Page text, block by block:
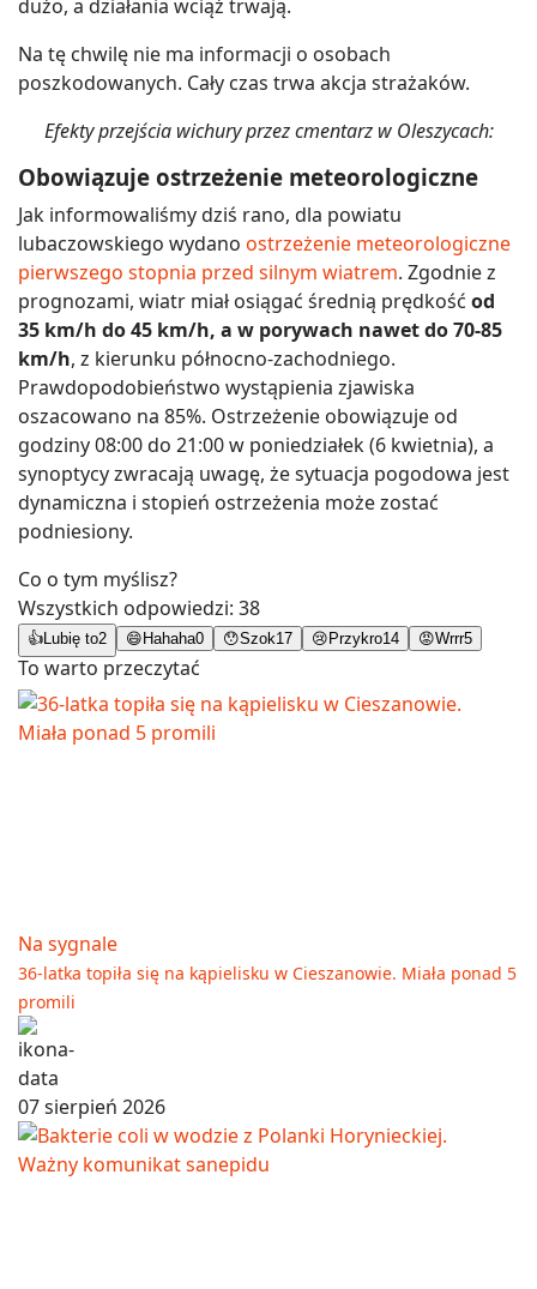
dużo, a działania wciąż trwają.
Na tę chwilę nie ma informacji o osobach
poszkodowanych. Cały czas trwa akcja strażaków.
Efekty przejścia wichury przez cmentarz w Oleszycach:
Obowiązuje ostrzeżenie meteorologiczne
Jak informowaliśmy dziś rano, dla powiatu
lubaczowskiego wydano ostrzeżenie meteorologiczne
pierwszego stopnia przed silnym wiatrem. Zgodnie z
prognozami, wiatr miał osiągać średnią prędkość od
35 km/h do 45 km/h, a w porywach nawet do 70-85
km/h, z kierunku północno-zachodniego.
Prawdopodobieństwo wystąpienia zjawiska
oszacowano na 85%. Ostrzeżenie obowiązuje od
godziny 08:00 do 21:00 w poniedziałek (6 kwietnia), a
synoptycy zwracają uwagę, że sytuacja pogodowa jest
dynamiczna i stopień ostrzeżenia może zostać
podniesiony.
Co o tym myślisz?
Wszystkich odpowiedzi: 38
👍 Lubię to2 😄 Hahaha0 😯Szok17 😢 Przykro14 😡Wrrr5
To warto przeczytać
Na sygnale
36-latka topiła się na kąpielisku w Cieszanowie. Miała ponad 5
promili
07 sierpień 2026